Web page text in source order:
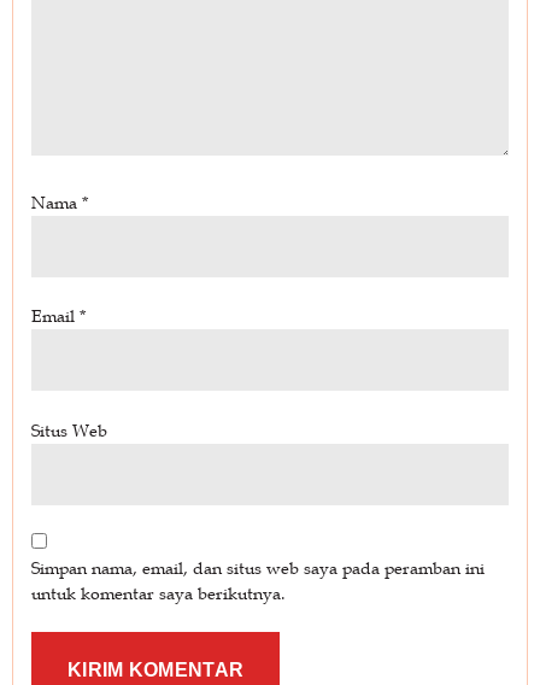
Nama *
Email *
Situs Web
Simpan nama, email, dan situs web saya pada peramban ini
untuk komentar saya berikutnya.